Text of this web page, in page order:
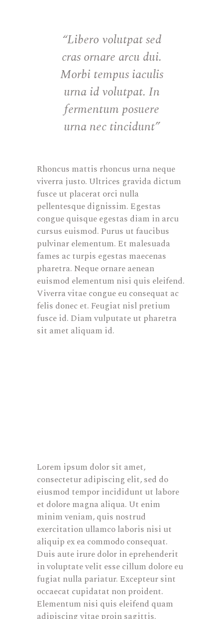
“Libero volutpat sed
cras ornare arcu dui.
Morbi tempus iaculis
urna id volutpat. In
fermentum posuere
urna nec tincidunt”
Rhoncus mattis rhoncus urna neque
viverra justo. Ultrices gravida dictum
fusce ut placerat orci nulla
pellentesque dignissim. Egestas
congue quisque egestas diam in arcu
cursus euismod. Purus ut faucibus
pulvinar elementum. Et malesuada
fames ac turpis egestas maecenas
pharetra. Neque ornare aenean
euismod elementum nisi quis eleifend.
Viverra vitae congue eu consequat ac
felis donec et. Feugiat nisl pretium
fusce id. Diam vulputate ut pharetra
sit amet aliquam id.
Lorem ipsum dolor sit amet,
consectetur adipiscing elit, sed do
eiusmod tempor incididunt ut labore
et dolore magna aliqua. Ut enim
minim veniam, quis nostrud
exercitation ullamco laboris nisi ut
aliquip ex ea commodo consequat.
Duis aute irure dolor in eprehenderit
in voluptate velit esse cillum dolore eu
fugiat nulla pariatur. Excepteur sint
occaecat cupidatat non proident.
Elementum nisi quis eleifend quam